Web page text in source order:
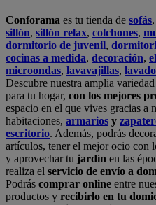
Conforama es tu tienda de sofás,
sillón, sillón relax, colchones,
dormitorio de juvenil,
cocinas a medida, decoración,
microondas, lavavajillas,
Descubre nuestra amplia
para tu hogar, con los mejores
espacio en el que vives gracias a
habitaciones, armarios y
escritorio. Además, podrás
artículos, tener el mejor ocio con
y aprovechar tu jardín en las
realiza el servicio de envío a
Podrás comprar online entre
productos y recibirlo en tu